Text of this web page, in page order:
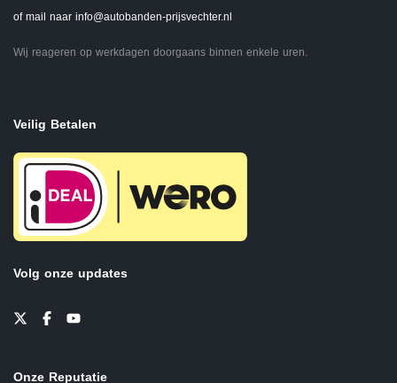
of mail naar info@autobanden-prijsvechter.nl
Wij reageren op werkdagen doorgaans binnen enkele uren.
Veilig Betalen
Volg onze updates
Onze Reputatie